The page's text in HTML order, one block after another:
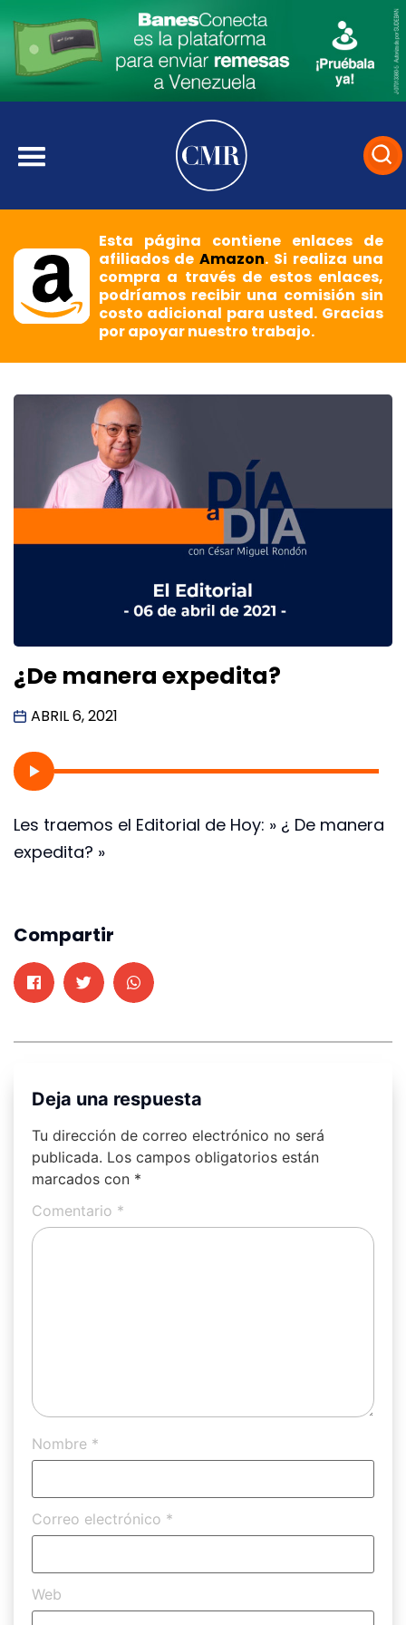
Esta página contiene enlaces de
afiliados deAmazon. Si realiza una
compra a través de estos enlaces,
podríamos recibir una comisión sin
costo adicional para usted. Gracias
por apoyar nuestro trabajo.
¿De manera expedita?
ABRIL 6, 2021
Les traemos el Editorial de Hoy: » ¿ De manera
expedita? »
Compartir
Deja una respuesta
Tu dirección de correo electrónico no será
publicada. Los campos obligatorios están
marcados con *
Comentario *
Nombre *
Correo electrónico *
Web